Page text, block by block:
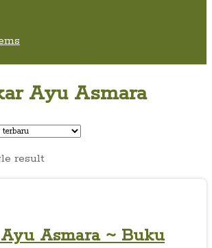
Ayu Asmara
result
Asmara ~ Buku